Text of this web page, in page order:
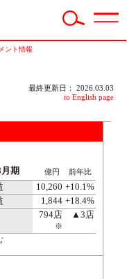
ント情報
最終更新日： 2026.03.03
to English page
期 億円 前年比
10,260 +10.1%
1,844 +18.4%
794店
※
▲3店